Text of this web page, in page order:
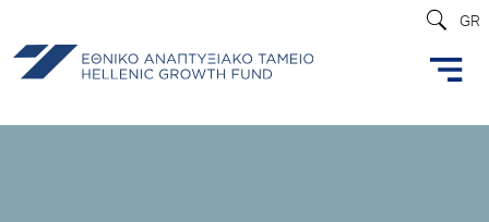
GR